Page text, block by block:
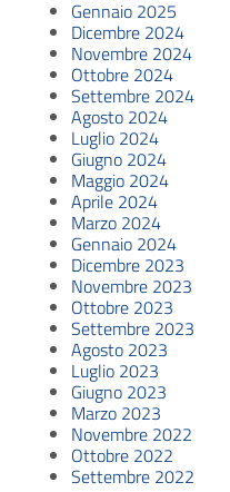
Gennaio 2025
Dicembre 2024
Novembre 2024
Ottobre 2024
Settembre 2024
Agosto 2024
Luglio 2024
Giugno 2024
Maggio 2024
Aprile 2024
Marzo 2024
Gennaio 2024
Dicembre 2023
Novembre 2023
Ottobre 2023
Settembre 2023
Agosto 2023
Luglio 2023
Giugno 2023
Marzo 2023
Novembre 2022
Ottobre 2022
Settembre 2022